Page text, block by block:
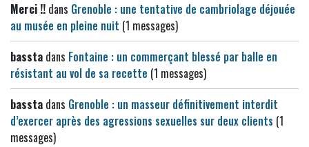
Merci !! dans Grenoble : une tentative de cambriolage déjouée
au musée en pleine nuit (1 messages)
bassta dans Fontaine : un commerçant blessé par balle en
résistant au vol de sa recette (1 messages)
bassta dans Grenoble : un masseur définitivement interdit
d’exercer après des agressions sexuelles sur deux clients (1
messages)